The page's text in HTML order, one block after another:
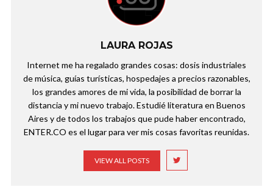
LAURA ROJAS
Internet me ha regalado grandes cosas: dosis industriales
de música, guías turísticas, hospedajes a precios razonables,
los grandes amores de mi vida, la posibilidad de borrar la
distancia y mi nuevo trabajo. Estudié literatura en Buenos
Aires y de todos los trabajos que pude haber encontrado,
ENTER.CO es el lugar para ver mis cosas favoritas reunidas.
VIEW ALL POSTS